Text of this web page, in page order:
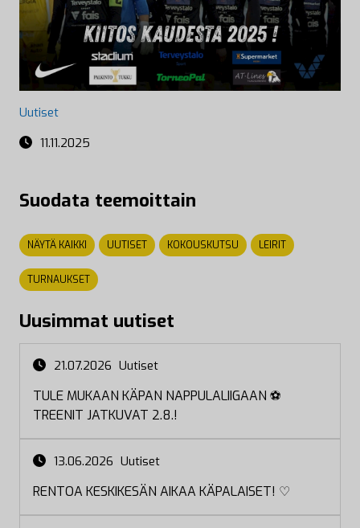
Uutiset
11.11.2025
Suodata teemoittain
NÄYTÄ KAIKKI UUTISET KOKOUSKUTSU LEIRIT
TURNAUKSET
Uusimmat uutiset
21.07.2026 Uutiset
TULE MUKAAN KÄPAN NAPPULALIIGAAN ⚽
TREENIT JATKUVAT 2.8.!
13.06.2026 Uutiset
RENTOA KESKIKESÄN AIKAA KÄPALAISET! ♡